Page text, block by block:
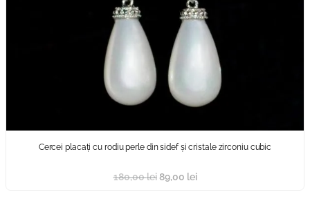
Cercei placați cu rodiu perle din sidef și cristale zirconiu cubic
180,00lei 89,00 lei